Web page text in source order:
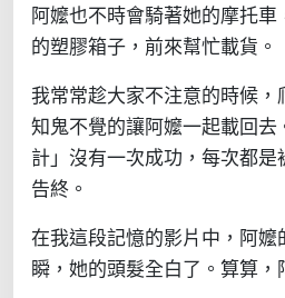
阿嬤也不時會騎著她的摩托
的塑膠箱子，前來幫忙載貨。
我常常趁大家不注意的時候
知鬼不覺的讓阿嬤一起載回去
計」沒有一次成功，每次都是
告終。
在我這段記憶的影片中，阿
瞬，她的頭髮全白了。算算，